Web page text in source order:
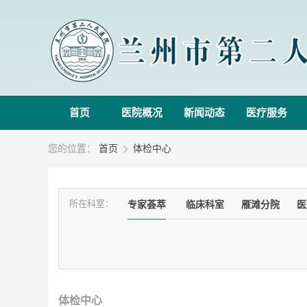
首页 医院概况 新闻动态 医疗服务
您的位置： 首页  体检中心
所在科室： 专家荟萃 临床科室 雁滩分院
体检中心